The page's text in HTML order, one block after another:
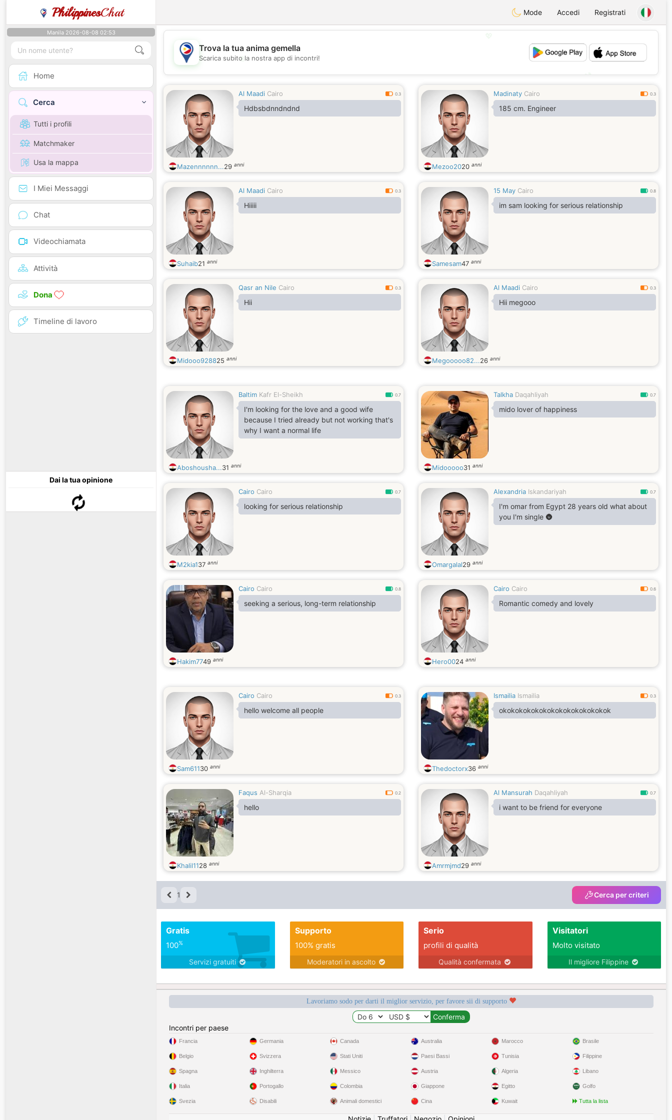
PhilippinesChat Mode Accedi Registrati
Manila 2026-08-08 02:53
Home
Cerca
Tutti i profili
Matchmaker
Usa la mappa
I Miei Messaggi
Chat
Videochiamata
Attività
Dona
Timeline di lavoro
Dai la tua opinione
💖
Trova la tua anima gemella
Scarica subito la nostra app di incontri!
Al Maadi Cairo 0.3
Hdbsbdnndndnd
Mazennnnnn...29 anni
Madinaty Cairo 0.3
185 cm. Engineer
Mezoo2020 anni
Al Maadi Cairo 0.3
Hiiiii
Suhaib21 anni
15 May Cairo 0.8
im sam looking for serious relationship
Samesam47 anni
Qasr an Nile Cairo 0.3
Hii
Midooo928825 anni
Al Maadi Cairo 0.3
Hii megooo
Megooooo82...26 anni
Baltim Kafr El-Sheikh 0.7
I'm looking for the love and a good wife
because I tried already but not working that's
why I want a normal life
Aboshousha...31 anni
Talkha Daqahliyah 0.7
mido lover of happiness
Midooooo31 anni
Cairo Cairo 0.7
looking for serious relationship
M2kia137 anni
Alexandria Iskandariyah 0.7
I'm omar from Egypt 28 years old what about
you I'm single 🌚
Omargalal29 anni
Cairo Cairo 0.8
seeking a serious, long-term relationship
Hakim7749 anni
Cairo Cairo 0.6
Romantic comedy and lovely
Hero0024 anni
Cairo Cairo 0.3
hello welcome all people
Sam61130 anni
Ismailia Ismailia 0.3
okokokokokokokokokokokokokok
Thedoctorx36 anni
Faqus Al-Sharqia 0.2
hello
Khalil1128 anni
Al Mansurah Daqahliyah 0.7
i want to be friend for everyone
Amrmjmd29 anni
1 Cerca per criteri
Gratis
100%
Servizi gratuiti
Supporto
100% gratis
Moderatori in ascolto
Serio
profili di qualità
Qualità confermata
Visitatori
Molto visitato
Il migliore Filippine
Lavoriamo sodo per darti il miglior servizio, per favore sii di supporto
Incontri per paese
Francia
Belgio
Spagna
Italia
Svezia
Germania
Svizzera
Inghilterra
Portogallo
Disabili
Canada
Stati Uniti
Messico
Colombia
Animali domestici
Australia
Paesi Bassi
Austria
Giappone
Cina
Marocco
Tunisia
Algeria
Egitto
Kuwait
Brasile
Filippine
Libano
Golfo
Tutta la lista